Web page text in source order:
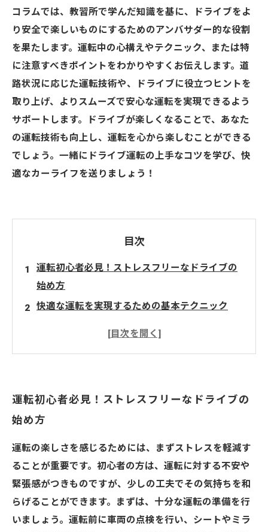
コラムでは、教習所で学んだ知識を基に、ドライブをよ
り安全で楽しいものにするためのアンバサダー的な役割
を果たします。運転中の心構えやテクニック、または特
に注意すべきポイントをわかりやすくお伝えします。道
路状況に応じた運転技術や、ドライブに役立つヒントを
取り上げ、よりスムーズで安心な運転を実現できるよう
サポートします。ドライブが楽しくなることで、あなた
の運転技術も向上し、運転を心から楽しむことができる
でしょう。一緒にドライブ運転の上手なコツを学び、快
適なカーライフを送りましょう！
目次
運転初心者必見！ストレスフリーなドライブの
始め方
快適な運転を実現するための基本テクニック
道路状況に応じた運転スキルの習得法
今すぐ実践！楽しく安全な運転のコツまとめ
運転初心者必見！ストレスフリーなドライブの
始め方
運転の楽しさを感じるためには、まずストレスを軽減す
ることが重要です。初心者の方は、運転に対する不安や
緊張感がつきものですが、少しの工夫でその気持ちを和
らげることができます。まずは、十分な運転の準備を行
いましょう。運転前に車両の点検を行い、シートやミラ